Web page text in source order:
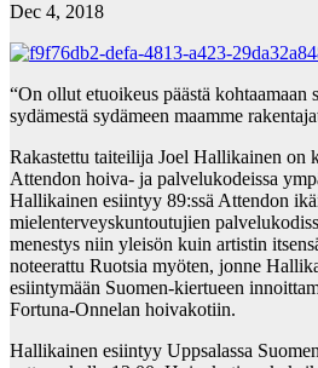
Dec 4, 2018
“On ollut etuoikeus päästä kohtaamaan
sydämestä sydämeen maamme
Rakastettu taiteilija Joel Hallikainen on
Attendon hoiva- ja palvelukodeissa
Hallikainen esiintyy 89:ssä Attendon
mielenterveyskuntoutujien
menestys niin yleisön kuin artistin
noteerattu Ruotsia myöten, jonne
esiintymään Suomen-kiertueen
Fortuna-Onnelan hoivakotiin.
Hallikainen esiintyy Uppsalassa